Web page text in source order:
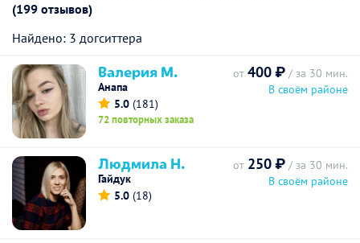
(199 отзывов)
Найдено: 3 догситтера
Валерия М.
Анапа
5.0 (181)
72 повторных заказа
от 400 ₽ / за 30 мин.
В своём районе
Людмила Н.
Гайдук
5.0 (18)
от 250 ₽ / за 30 мин.
В своём районе